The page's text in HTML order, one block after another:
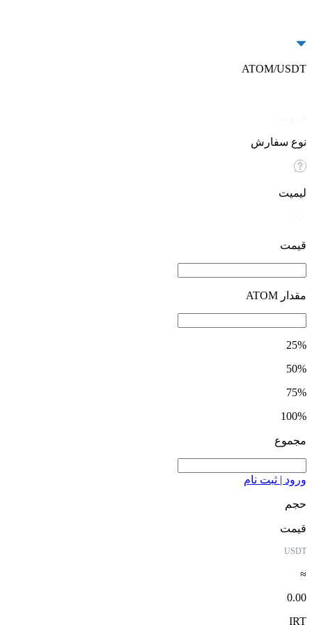
ATOM/USDT
نوع سفارش
لیمیت
قیمت
مقدار ATOM
25%
50%
75%
100%
مجموع
ورود | ثبت نام
حجم
قیمت
USDT
≈
0.00
IRT